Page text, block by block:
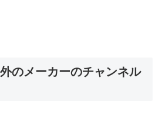
のメーカーのチャンネル